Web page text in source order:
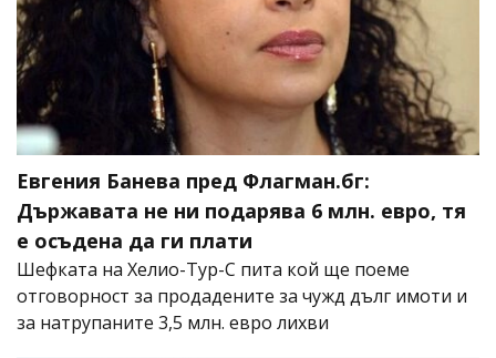
Евгения Банева пред Флагман.бг:
Държавата не ни подарява 6 млн. евро, тя
е осъдена да ги плати
Шефката на Хелио-Тур-С пита кой ще поеме
отговорност за продадените за чужд дълг имоти и
за натрупаните 3,5 млн. евро лихви